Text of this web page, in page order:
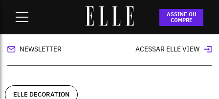
ASSINE OU
COMPRE
-ETEL faz parceria com Gucci em
evento do Instituto Inhotim
NEWSLETTER ACESSAR ELLE VIEW
ELLE DECORATION